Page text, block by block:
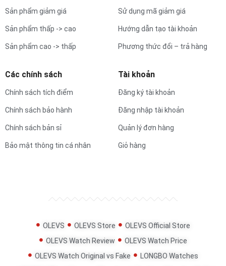
Sản phẩm giảm giá
Sản phẩm thấp -> cao
Sản phẩm cao -> thấp
Sử dụng mã giảm giá
Hướng dẫn tạo tài khoản
Phương thức đổi – trả hàng
Các chính sách
Chính sách tích điểm
Chính sách bảo hành
Chính sách bản sỉ
Bảo mật thông tin cá nhân
Tài khoản
Đăng ký tài khoản
Đăng nhập tài khoản
Quản lý đơn hàng
Giỏ hàng
OLEVS OLEVS Store
OLEVS Official Store
OLEVS Watch Review
OLEVS Watch Price
OLEVS Watch Original vs Fake
LONGBO Watches